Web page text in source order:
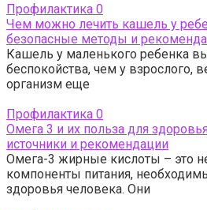
Профилактика 0
Чем можно лечить кашель у
безопасные методы и
Кашель у маленького ребенка
беспокойства, чем у взрослого,
организм еще
Профилактика 0
Омега 3 и их польза для
источники и рекомендации
Омега-3 жирные кислоты – это
компоненты питания,
здоровья человека. Они